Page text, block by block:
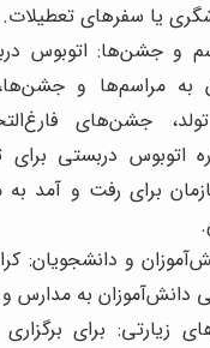
یا سفرهای تعطیلات.
و جشن‌ها: اتوبوس
به مراسم‌ها و
جشن‌های
اتوبوس دربستی برای
برای رفت و آمد به
و دانشجویان:
دانش‌آموزان به مدارس
زیارتی: برای